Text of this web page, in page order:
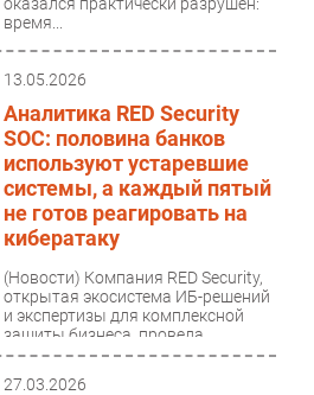
время...
13.05.2026
Аналитика RED Security
SOC: половина банков
используют устаревшие
системы, а каждый пятый
не готов реагировать на
кибератаку
(Новости) Компания RED Security,
открытая экосистема ИБ-решений
и экспертизы для комплексной
защиты бизнеса, провела
исследование уровня
27.03.2026